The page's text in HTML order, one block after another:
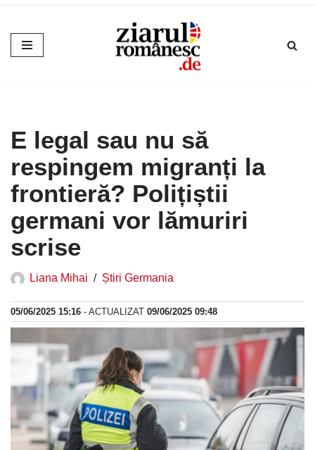
Sari
la
E legal sau nu să
respingem migranți la
frontieră? Polițiștii
germani vor lămuriri
scrise
Liana Mihai Știri Germania
05/06/2025 15:16 - ACTUALIZAT 09/06/2025 09:48